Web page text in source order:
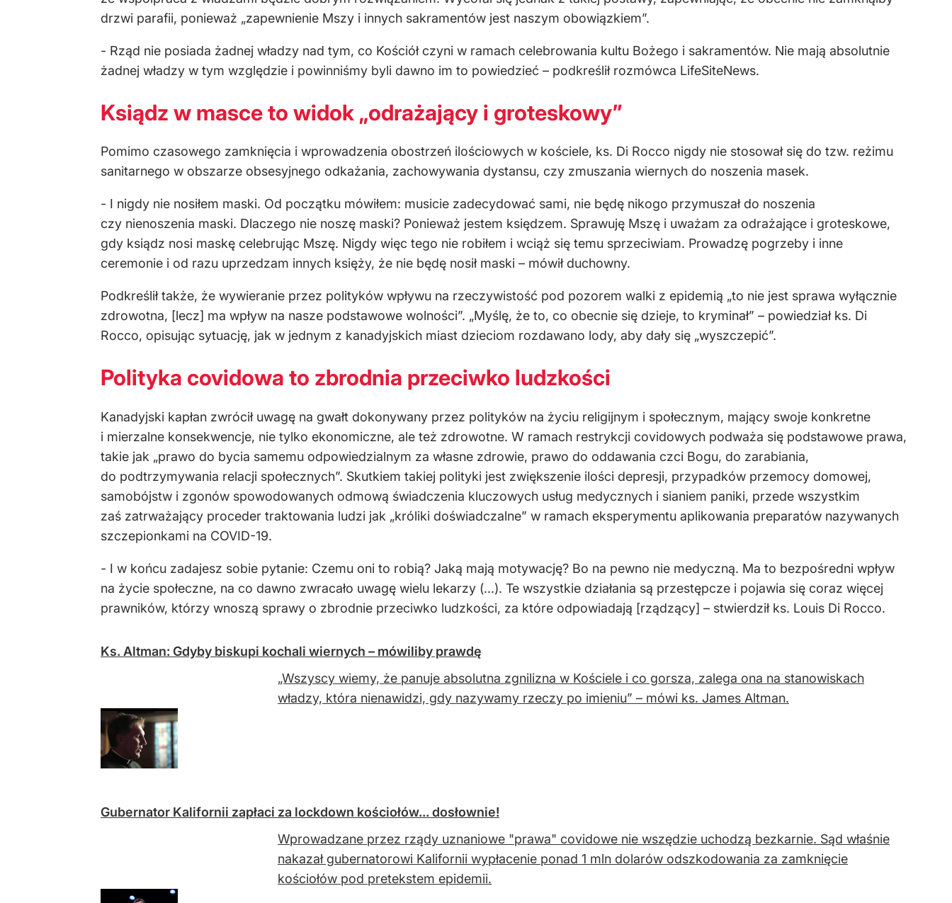
drzwi parafii, ponieważ „zapewnienie Mszy i innych sakramentów jest naszym obowiązkiem”.
- Rząd nie posiada żadnej władzy nad tym, co Kościół czyni w ramach celebrowania kultu Bożego i sakramentów. Nie mają absolutnie
żadnej władzy w tym względzie i powinniśmy byli dawno im to powiedzieć – podkreślił rozmówca LifeSiteNews.
Ksiądz w masce to widok „odrażający i groteskowy”
Pomimo czasowego zamknięcia i wprowadzenia obostrzeń ilościowych w kościele, ks. Di Rocco nigdy nie stosował się do tzw. reżimu
sanitarnego w obszarze obsesyjnego odkażania, zachowywania dystansu, czy zmuszania wiernych do noszenia masek.
- I nigdy nie nosiłem maski. Od początku mówiłem: musicie zadecydować sami, nie będę nikogo przymuszał do noszenia
czy nienoszenia maski. Dlaczego nie noszę maski? Ponieważ jestem księdzem. Sprawuję Mszę i uważam za odrażające i groteskowe,
gdy ksiądz nosi maskę celebrując Mszę. Nigdy więc tego nie robiłem i wciąż się temu sprzeciwiam. Prowadzę pogrzeby i inne
ceremonie i od razu uprzedzam innych księży, że nie będę nosił maski – mówił duchowny.
Podkreślił także, że wywieranie przez polityków wpływu na rzeczywistość pod pozorem walki z epidemią „to nie jest sprawa wyłącznie
zdrowotna, [lecz] ma wpływ na nasze podstawowe wolności”. „Myślę, że to, co obecnie się dzieje, to kryminał” – powiedział ks. Di
Rocco, opisując sytuację, jak w jednym z kanadyjskich miast dzieciom rozdawano lody, aby dały się „wyszczepić”.
Polityka covidowa to zbrodnia przeciwko ludzkości
Kanadyjski kapłan zwrócił uwagę na gwałt dokonywany przez polityków na życiu religijnym i społecznym, mający swoje konkretne
i mierzalne konsekwencje, nie tylko ekonomiczne, ale też zdrowotne. W ramach restrykcji covidowych podważa się podstawowe prawa,
takie jak „prawo do bycia samemu odpowiedzialnym za własne zdrowie, prawo do oddawania czci Bogu, do zarabiania,
do podtrzymywania relacji społecznych”. Skutkiem takiej polityki jest zwiększenie ilości depresji, przypadków przemocy domowej,
samobójstw i zgonów spowodowanych odmową świadczenia kluczowych usług medycznych i sianiem paniki, przede wszystkim
zaś zatrważający proceder traktowania ludzi jak „króliki doświadczalne” w ramach eksperymentu aplikowania preparatów nazywanych
szczepionkami na COVID-19.
- I w końcu zadajesz sobie pytanie: Czemu oni to robią? Jaką mają motywację? Bo na pewno nie medyczną. Ma to bezpośredni wpływ
na życie społeczne, na co dawno zwracało uwagę wielu lekarzy (...). Te wszystkie działania są przestępcze i pojawia się coraz więcej
prawników, którzy wnoszą sprawy o zbrodnie przeciwko ludzkości, za które odpowiadają [rządzący] – stwierdził ks. Louis Di Rocco.
Ks. Altman: Gdyby biskupi kochali wiernych – mówiliby prawdę
„Wszyscy wiemy, że panuje absolutna zgnilizna w Kościele i co gorsza, zalega ona na stanowiskach
władzy, która nienawidzi, gdy nazywamy rzeczy po imieniu” – mówi ks. James Altman.
Gubernator Kalifornii zapłaci za lockdown kościołów... dosłownie!
Wprowadzane przez rządy uznaniowe "prawa" covidowe nie wszędzie uchodzą bezkarnie. Sąd właśnie
nakazał gubernatorowi Kalifornii wypłacenie ponad 1 mln dolarów odszkodowania za zamknięcie
kościołów pod pretekstem epidemii.